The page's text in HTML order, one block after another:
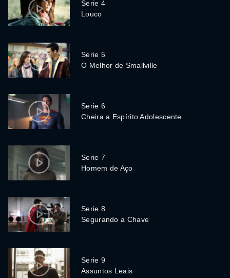
Serie 4
Louco
Serie 5
O Melhor de Smallville
Serie 6
Cheira a Espírito Adolescente
Serie 7
Homem de Aço
Serie 8
Segurando a Chave
Serie 9
Assuntos Leais